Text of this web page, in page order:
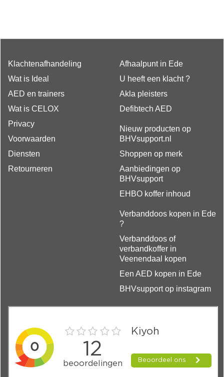
Klachtenafhandeling
Wat is Ideal
AED en trainers
Wat is CELOX
Privacy
Voorwaarden
Diensten
Retourneren
Afhaalpunt in Ede
U heeft een klacht ?
Akla pleisters
Defibtech AED
Nieuw producten op
BHVsupport.nl
Shoppen op merk
Aanbiedingen op
BHVsupport
EHBO koffer inhoud
Verbanddoos kopen in Ede
?
Verbanddoos of
verbandkoffer in
Veenendaal kopen
Een AED kopen in Ede
BHVsupport op instagram